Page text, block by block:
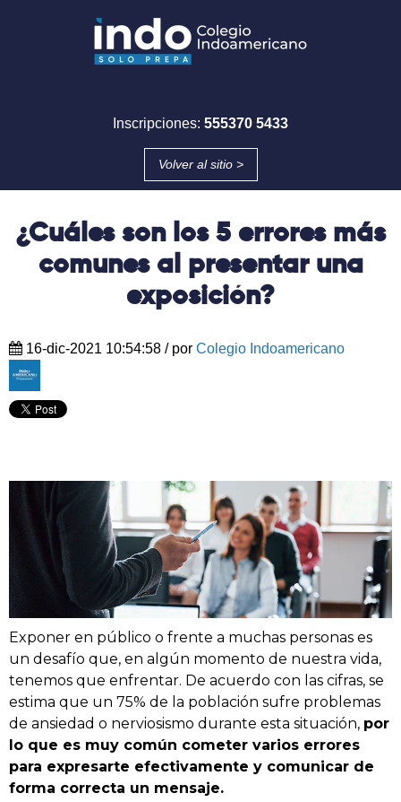
Inscripciones: 555370 5433
Volver al sitio >
¿Cuáles son los 5 errores más
comunes al presentar una
exposición?
16-dic-2021 10:54:58 / por Colegio Indoamericano
Exponer en público o frente a muchas personas es
un desafío que, en algún momento de nuestra vida,
tenemos que enfrentar. De acuerdo con las cifras, se
estima que un 75% de la población sufre problemas
de ansiedad o nerviosismo durante esta situación, por
lo que es muy común cometer varios errores
para expresarte efectivamente y comunicar de
forma correcta un mensaje.